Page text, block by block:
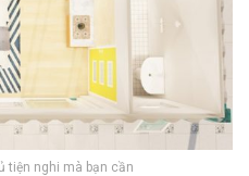
tiện nghi mà bạn cần